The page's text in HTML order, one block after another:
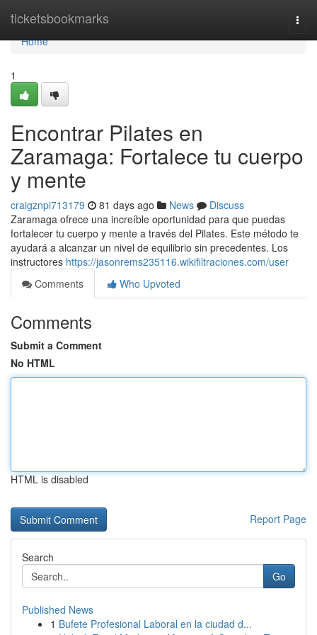
ticketsbookmarks
Home
Home
1
Encontrar Pilates en
Zaramaga: Fortalece tu cuerpo
y mente
craigznpi713179 81 days ago News
Discuss
Zaramaga ofrece una increíble oportunidad para que puedas
fortalecer tu cuerpo y mente a través del Pilates. Este método te
ayudará a alcanzar un nivel de equilibrio sin precedentes. Los
instructores https://jasonrems235116.wikifiltraciones.com/user
Comments
Who Upvoted
Comments
Submit a Comment
No HTML
HTML is disabled
Report Page
Search
Go
Published News
1 Bufete Profesional Laboral en la ciudad d...